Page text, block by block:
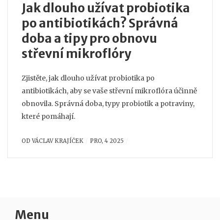
Jak dlouho užívat probiotika
po antibiotikách? Správná
doba a tipy pro obnovu
střevní mikroflóry
Zjistěte, jak dlouho užívat probiotika po
antibiotikách, aby se vaše střevní mikroflóra účinně
obnovila. Správná doba, typy probiotik a potraviny,
které pomáhají.
ODVÁCLAV KRAJÍČEK PRO, 4 2025
Menu